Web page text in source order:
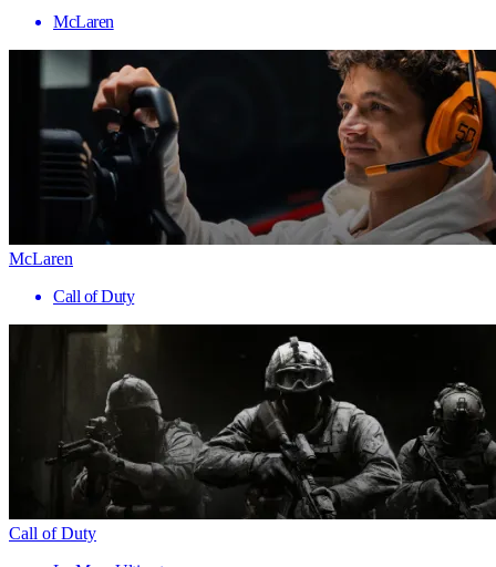
McLaren
McLaren
Call of Duty
Call of Duty